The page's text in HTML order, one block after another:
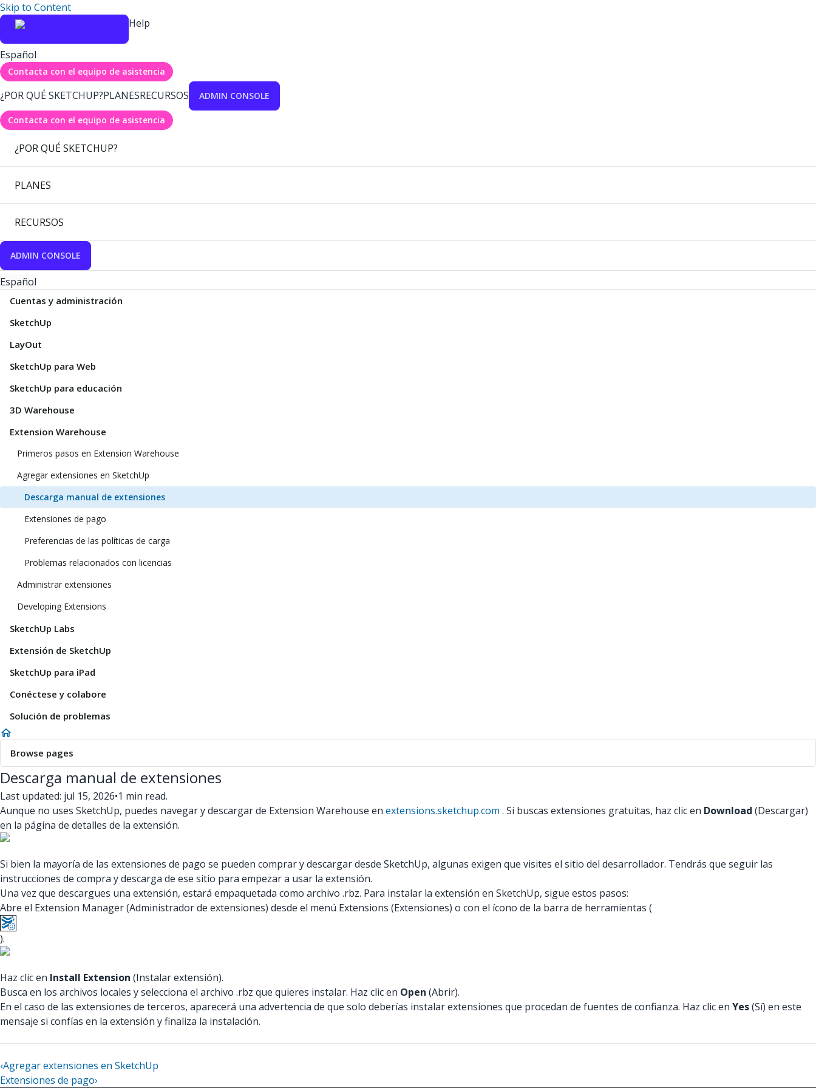
Skip to Content
Help
Español
Contacta con el equipo de asistencia
¿POR QUÉ SKETCHUP?PLANESRECURSOS ADMIN CONSOLE
Contacta con el equipo de asistencia
¿POR QUÉ SKETCHUP?
PLANES
RECURSOS
ADMIN CONSOLE
Español
Cuentas y administración
SketchUp
LayOut
SketchUp para Web
SketchUp para educación
3D Warehouse
Extension Warehouse
Primeros pasos en Extension Warehouse
Agregar extensiones en SketchUp
Descarga manual de extensiones
Extensiones de pago
Preferencias de las políticas de carga
Problemas relacionados con licencias
Administrar extensiones
Developing Extensions
SketchUp Labs
Extensión de SketchUp
SketchUp para iPad
Conéctese y colabore
Solución de problemas
Browse pages
Descarga manual de extensiones
Last updated: jul 15, 2026•1 min read.
Aunque no uses SketchUp, puedes navegar y descargar de Extension Warehouse en extensions.sketchup.com . Si buscas extensiones gratuitas, haz clic en Download (Descargar)
en la página de detalles de la extensión.
Si bien la mayoría de las extensiones de pago se pueden comprar y descargar desde SketchUp, algunas exigen que visites el sitio del desarrollador. Tendrás que seguir las
instrucciones de compra y descarga de ese sitio para empezar a usar la extensión.
Una vez que descargues una extensión, estará empaquetada como archivo .rbz. Para instalar la extensión en SketchUp, sigue estos pasos:
Abre el Extension Manager (Administrador de extensiones) desde el menú Extensions (Extensiones) o con el ícono de la barra de herramientas (
).
Haz clic en Install Extension (Instalar extensión).
Busca en los archivos locales y selecciona el archivo .rbz que quieres instalar. Haz clic en Open (Abrir).
En el caso de las extensiones de terceros, aparecerá una advertencia de que solo deberías instalar extensiones que procedan de fuentes de confianza. Haz clic en Yes(Sí) en este
mensaje si confías en la extensión y finaliza la instalación.
‹Agregar extensiones en SketchUp
Extensiones de pago›